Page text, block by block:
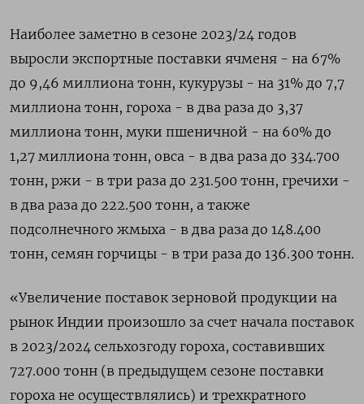
Наиболее заметно в сезоне 2023/24 годов
выросли экспортные поставки ячменя - на 67%
до 9,46 миллиона тонн, кукурузы - на 31% до 7,7
миллиона тонн, гороха - в два раза до 3,37
миллиона тонн, муки пшеничной - на 60% до
1,27 миллиона тонн, овса - в два раза до 334.700
тонн, ржи - в три раза до 231.500 тонн, гречихи -
в два раза до 222.500 тонн, а также
подсолнечного жмыха - в два раза до 148.400
тонн, семян горчицы - в три раза до 136.300 тонн.
«Увеличение поставок зерновой продукции на
рынок Индии произошло за счет начала поставок
в 2023/2024 сельхозгоду гороха, составивших
727.000 тонн (в предыдущем сезоне поставки
гороха не осуществлялись) и трехкратного